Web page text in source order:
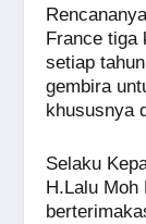
France tiga
setiap
gembira
khususnya
Selaku
H.Lalu